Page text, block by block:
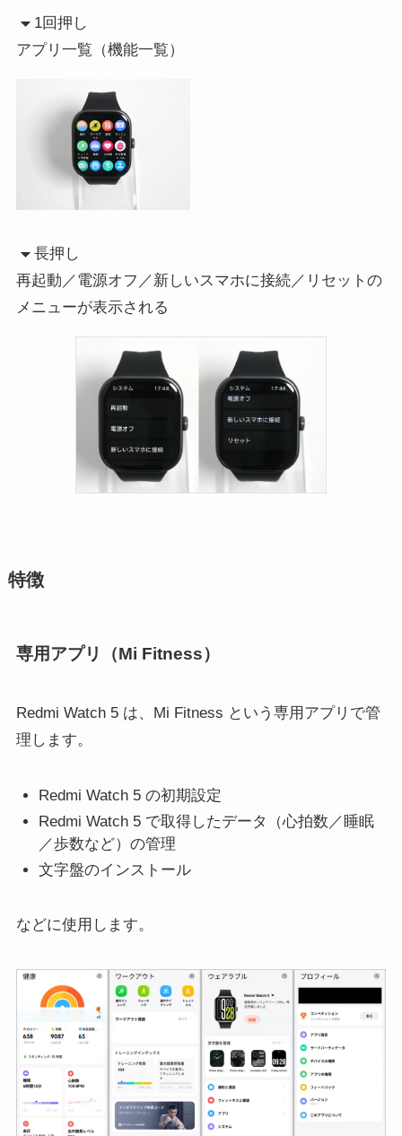
1回押し
アプリ一覧（機能一覧）
長押し
再起動／電源オフ／新しいスマホに接続／リセットの
メニューが表示される
特徴
専用アプリ（Mi Fitness）
Redmi Watch 5 は、Mi Fitness という専用アプリで管
理します。
Redmi Watch 5 の初期設定
Redmi Watch 5 で取得したデータ（心拍数／睡眠
／歩数など）の管理
文字盤のインストール
などに使用します。